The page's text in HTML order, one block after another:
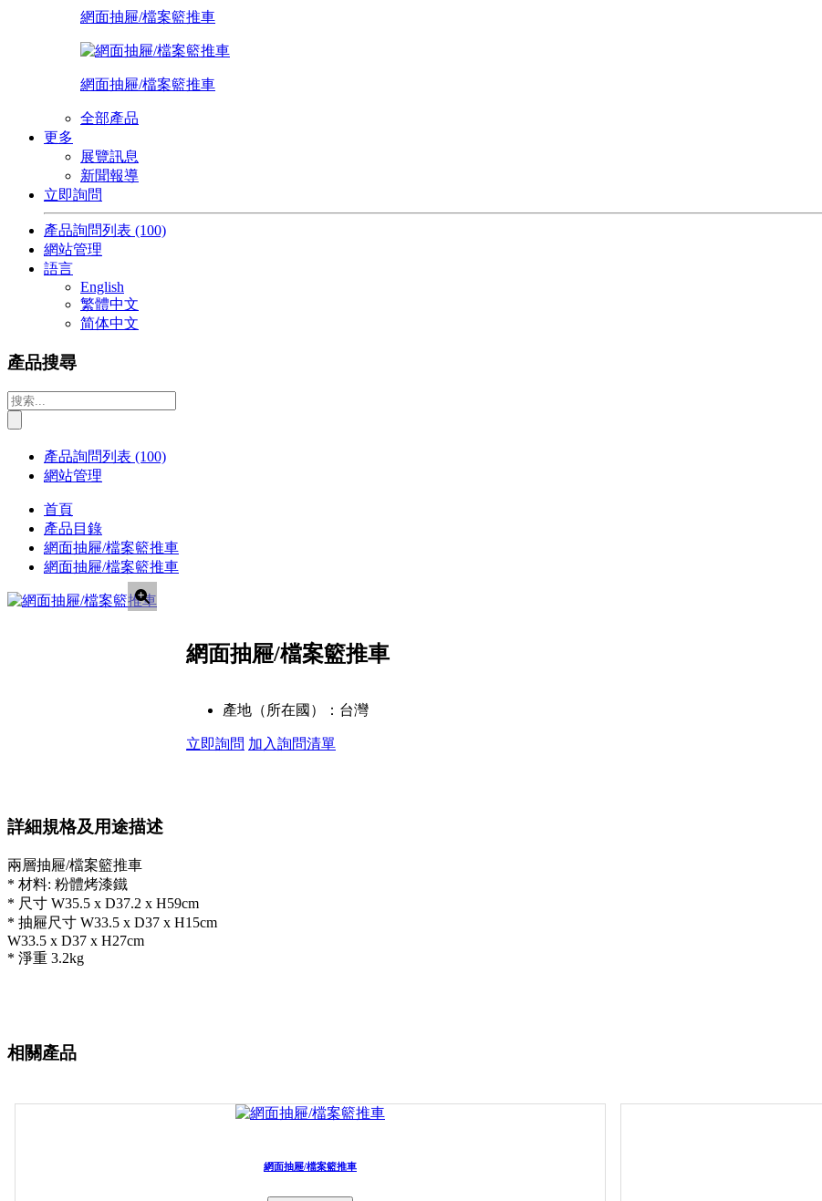
網面抽屜/檔案籃推車
網面抽屜/檔案籃推車
全部產品
更多
展覽訊息
新聞報導
立即詢問
產品詢問列表 (100)
網站管理
語言
English
繁體中文
简体中文
產品搜尋
產品詢問列表 (100)
網站管理
首頁
產品目錄
網面抽屜/檔案籃推車
網面抽屜/檔案籃推車
網面抽屜/檔案籃推車
產地（所在國）： 台灣
立即詢問 加入詢問清單
詳細規格及用途描述
兩層抽屜/檔案籃推車
* 材料: 粉體烤漆鐵
* 尺寸 W35.5 x D37.2 x H59cm
* 抽屜尺寸 W33.5 x D37 x H15cm
W33.5 x D37 x H27cm
* 淨重 3.2kg
相關產品
網面抽屜/檔案籃推車